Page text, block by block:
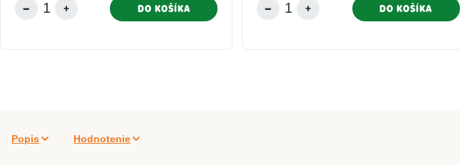
DO KOŠÍKA DO KOŠÍKA
Popis Hodnotenie